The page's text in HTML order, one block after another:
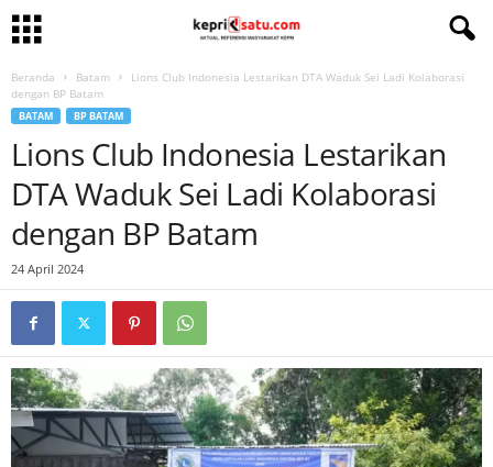
Beranda Batam
Lions Club Indonesia Lestarikan DTA Waduk Sei Ladi Kolaborasi
dengan BP Batam
BATAM BP BATAM
Lions Club Indonesia Lestarikan
DTA Waduk Sei Ladi Kolaborasi
dengan BP Batam
24 April 2024